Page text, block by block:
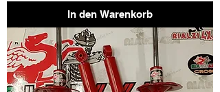
In den Warenkorb